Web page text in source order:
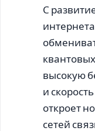
С
высокую
и
откроет
сетей